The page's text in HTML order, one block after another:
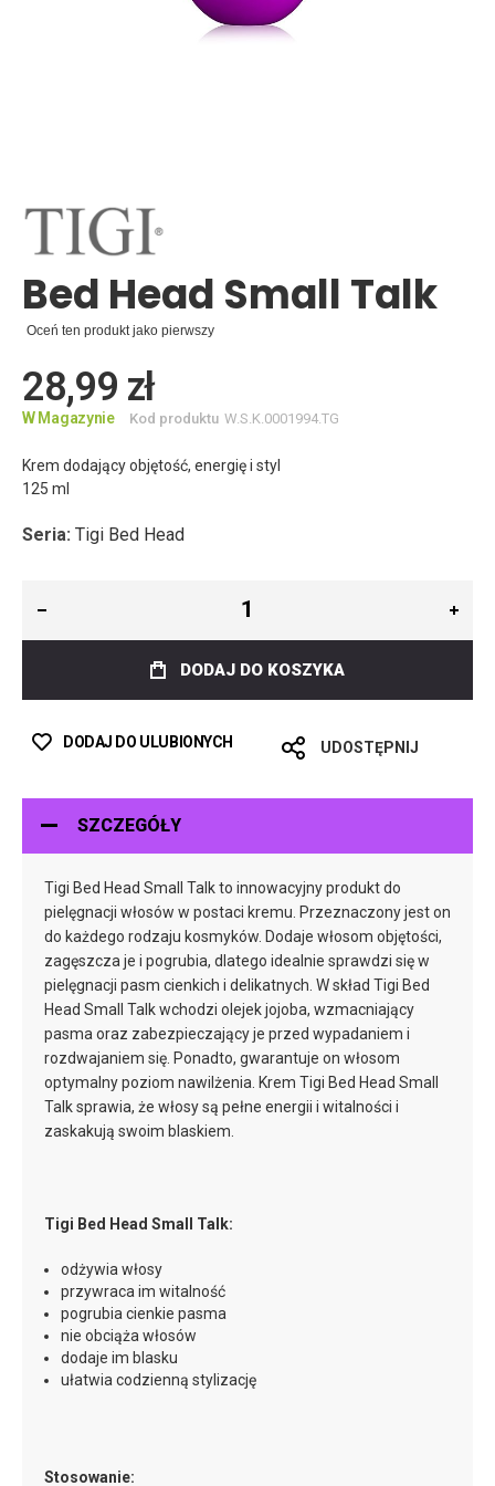
beginning
the
gallery
Bed Head Small Talk
Oceń ten produkt jako pierwszy
28,99 zł
W Magazynie Kod produktu W.S.K.0001994.TG
Krem dodający objętość, energię i styl
125 ml
Seria: Tigi Bed Head
DODAJ DO KOSZYKA
DODAJ DO ULUBIONYCH UDOSTĘPNIJ
SZCZEGÓŁY
Tigi Bed Head Small Talk to innowacyjny produkt do
pielęgnacji włosów w postaci kremu. Przeznaczony jest on
do każdego rodzaju kosmyków. Dodaje włosom objętości,
zagęszcza je i pogrubia, dlatego idealnie sprawdzi się w
pielęgnacji pasm cienkich i delikatnych. W skład Tigi Bed
Head Small Talk wchodzi olejek jojoba, wzmacniający
pasma oraz zabezpieczający je przed wypadaniem i
rozdwajaniem się. Ponadto, gwarantuje on włosom
optymalny poziom nawilżenia. Krem Tigi Bed Head Small
Talk sprawia, że włosy są pełne energii i witalności i
zaskakują swoim blaskiem.
Tigi Bed Head Small Talk:
odżywia włosy
przywraca im witalność
pogrubia cienkie pasma
nie obciąża włosów
dodaje im blasku
ułatwia codzienną stylizację
Stosowanie: